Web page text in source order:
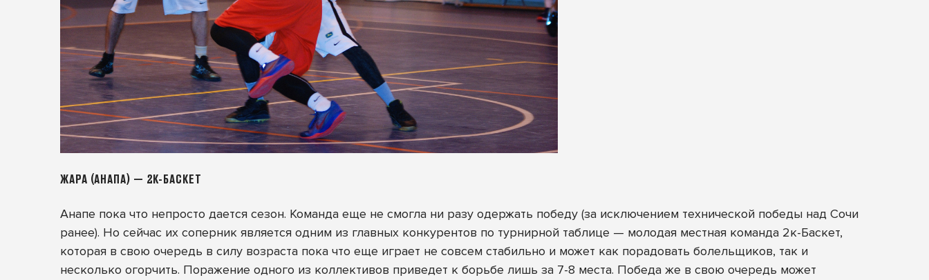
ЖАРА (АНАПА) — 2К-БАСКЕТ
Анапе пока что непросто дается сезон. Команда еще не смогла ни разу одержать победу (за исключением технической победы над Сочи
ранее). Но сейчас их соперник является одним из главных конкурентов по турнирной таблице — молодая местная команда 2к-Баскет,
которая в свою очередь в силу возраста пока что еще играет не совсем стабильно и может как порадовать болельщиков, так и
несколько огорчить. Поражение одного из коллективов приведет к борьбе лишь за 7-8 места. Победа же в свою очередь может